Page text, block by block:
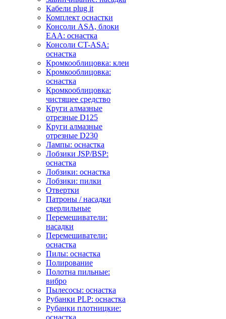
Кабели plug it
Комплект оснастки
Консоли ASA, блоки
EAA: оснастка
Консоли CT-ASA:
оснастка
Кромкооблицовка: клеи
Кромкооблицовка:
оснастка
Кромкооблицовка:
чистящее средство
Круги алмазные
отрезные D125
Круги алмазные
отрезные D230
Лампы: оснастка
Лобзики JSP/BSP:
оснастка
Лобзики: оснастка
Лобзики: пилки
Отвертки
Патроны / насадки
сверлильные
Перемешиватели:
насадки
Перемешиватели:
оснастка
Пилы: оснастка
Полирование
Полотна пильные:
вибро
Пылесосы: оснастка
Рубанки PLP: оснастка
Рубанки плотницкие:
оснастка